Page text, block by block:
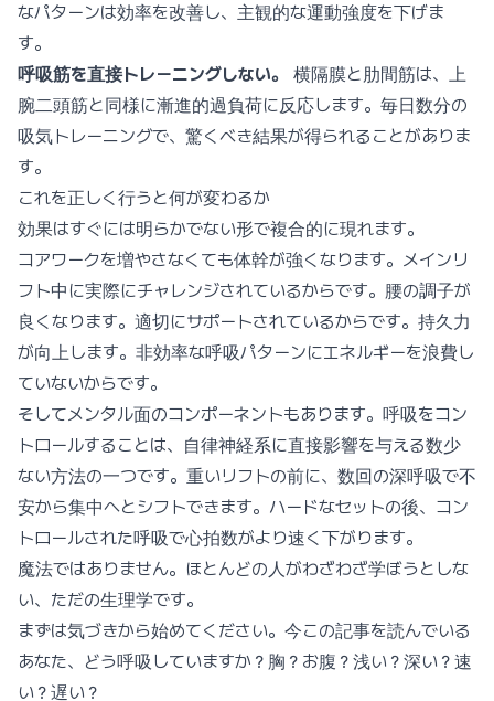
なパターンは効率を改善し、主観的な運動強度を下げま
す。
呼吸筋を直接トレーニングしない。
横隔膜と肋間筋は、上
腕二頭筋と同様に漸進的過負荷に反応します。毎日数分の
吸気トレーニングで、驚くべき結果が得られることがありま
す。
これを正しく行うと何が変わるか
効果はすぐには明らかでない形で複合的に現れます。
コアワークを増やさなくても体幹が強くなります。メインリ
フト中に実際にチャレンジされているからです。腰の調子が
良くなります。適切にサポートされているからです。持久力
が向上します。非効率な呼吸パターンにエネルギーを浪費し
ていないからです。
そしてメンタル面のコンポーネントもあります。呼吸をコン
トロールすることは、自律神経系に直接影響を与える数少
ない方法の一つです。重いリフトの前に、数回の深呼吸で不
安から集中へとシフトできます。ハードなセットの後、コン
トロールされた呼吸で心拍数がより速く下がります。
魔法ではありません。ほとんどの人がわざわざ学ぼうとしな
い、ただの生理学です。
まずは気づきから始めてください。今この記事を読んでいる
あなた、どう呼吸していますか？胸？お腹？浅い？深い？速
い？遅い？